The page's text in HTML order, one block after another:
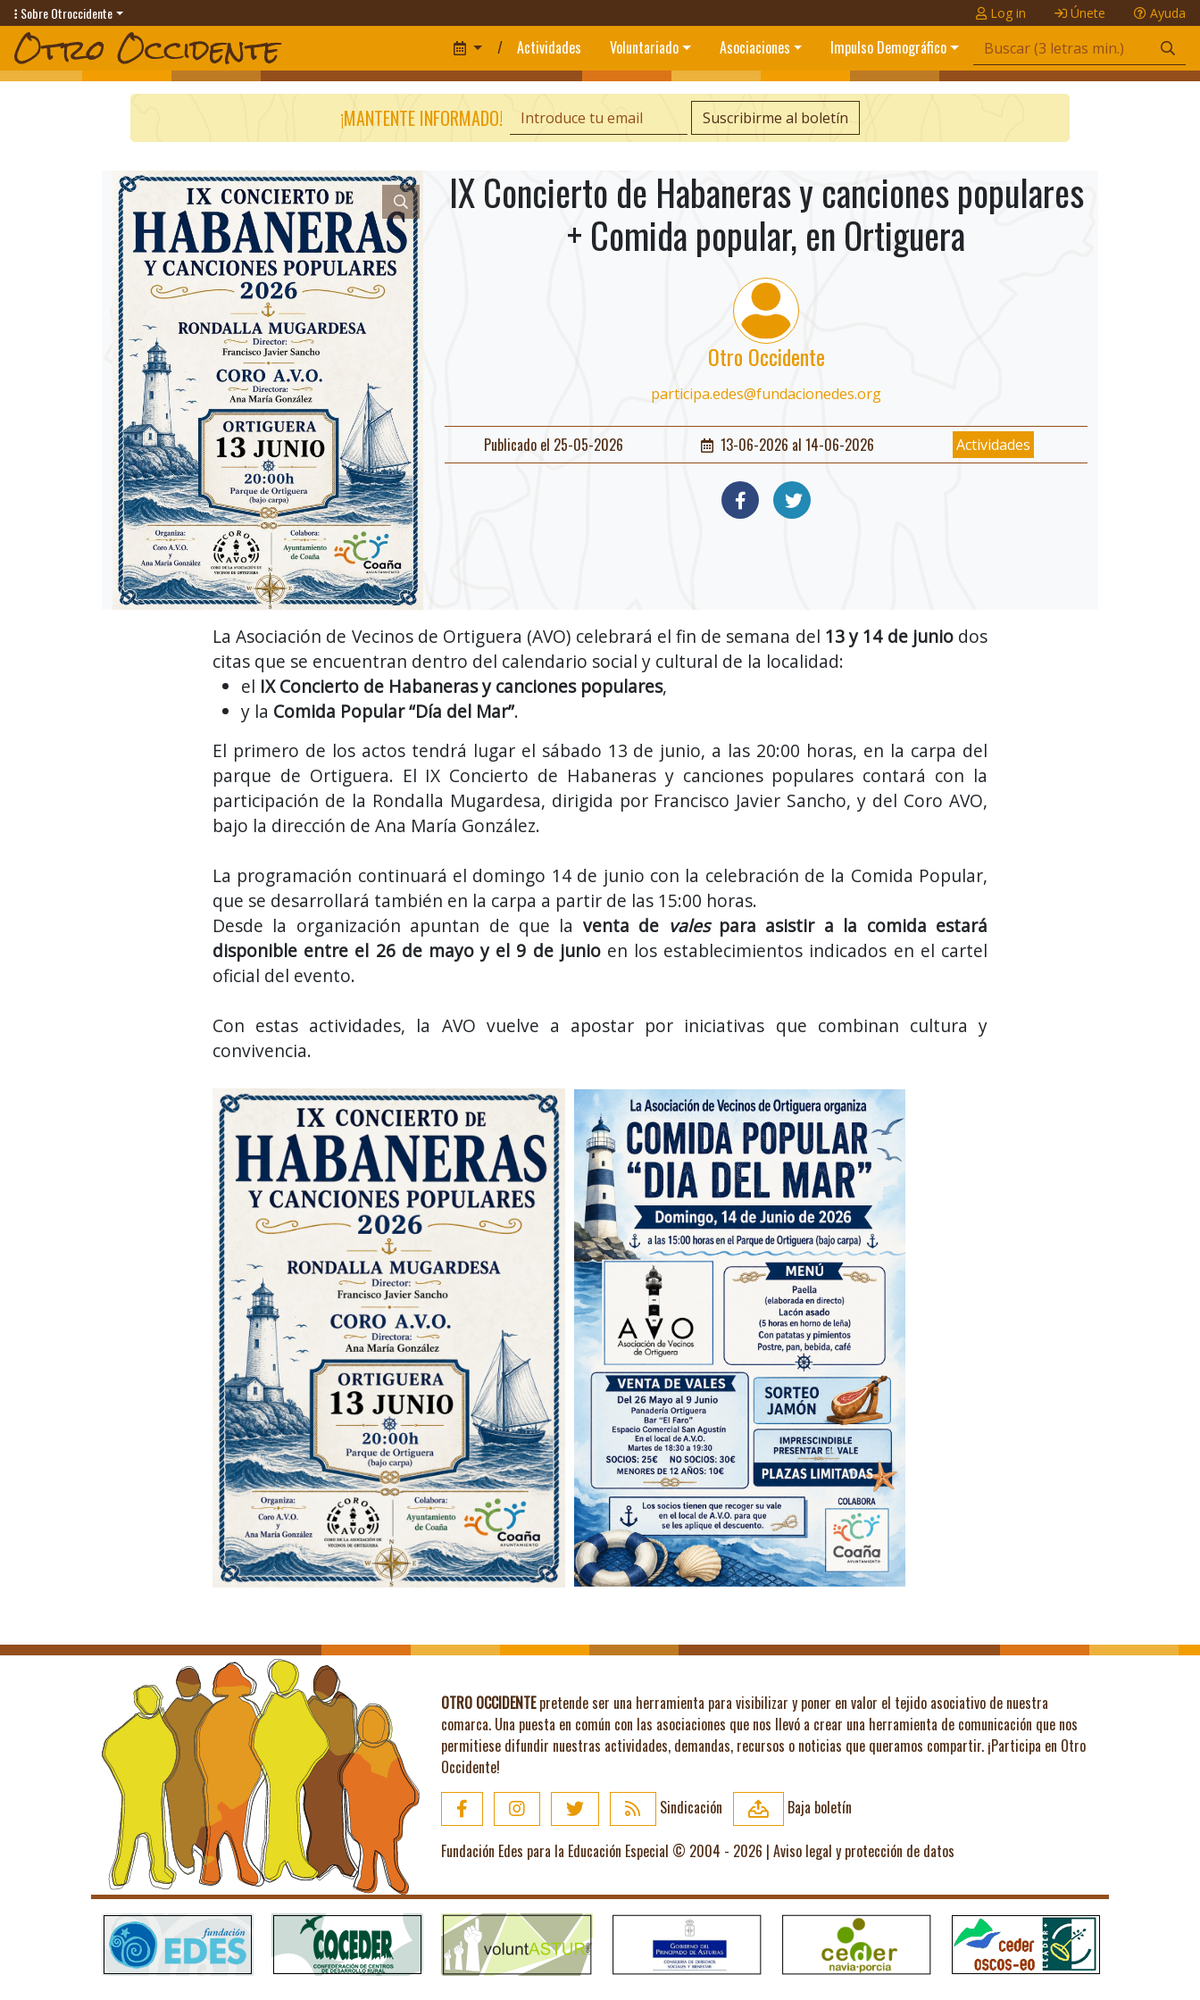
Sobre Otroccidente Log in Únete Ayuda
/ Actividades Voluntariado Asociaciones Impulso Demográfico
¡MANTENTE INFORMADO! Suscribirme al boletín
IX Concierto de Habaneras y canciones populares
+ Comida popular, en Ortiguera
Otro Occidente
participa.edes@fundacionedes.org
Publicado el 25-05-2026 13-06-2026 al 14-06-2026 Actividades
La Asociación de Vecinos de Ortiguera (AVO) celebrará el fin de semana del 13 y 14 de juniodos
citas que se encuentran dentro del calendario social y cultural de la localidad:
el IX Concierto de Habaneras y canciones populares,
y la Comida Popular “Día del Mar”.
El primero de los actos tendrá lugar el sábado 13 de junio, a las 20:00 horas, en la carpa del
parque de Ortiguera. El IX Concierto de Habaneras y canciones populares contará con la
participación de la Rondalla Mugardesa, dirigida por Francisco Javier Sancho, y del Coro AVO,
bajo la dirección de Ana María González.
La programación continuará el domingo 14 de junio con la celebración de la Comida Popular,
que se desarrollará también en la carpa a partir de las 15:00 horas.
Desde la organización apuntan de que la venta de valespara asistir a la comida estará
disponible entre el 26 de mayo y el 9 de junioen los establecimientos indicados en el cartel
oficial del evento.
Con estas actividades, la AVO vuelve a apostar por iniciativas que combinan cultura y
convivencia.
OTRO OCCIDENTEpretende ser una herramienta para visibilizar y poner en valor el tejido asociativo de nuestra
comarca. Una puesta en común con las asociaciones que nos llevó a crear una herramienta de comunicación que nos
permitiese difundir nuestras actividades, demandas, recursos o noticias que queramos compartir. ¡Participa en Otro
Occidente!
Sindicación
Baja boletín
Fundación Edes para la Educación Especial © 2004 - 2026 | Aviso legal y protección de datos